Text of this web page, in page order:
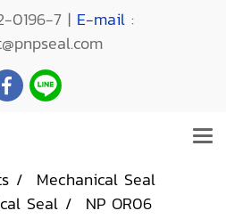
0196-7 | E-mail:
Mechanical Seal
Seal
NP OR06